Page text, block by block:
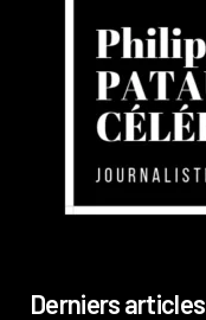
Derniers articles